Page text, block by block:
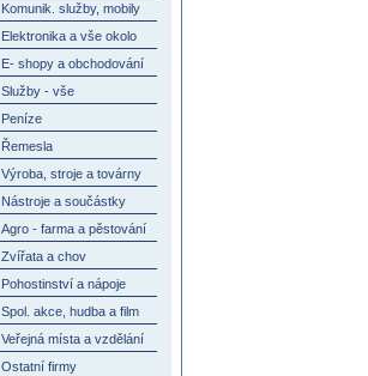
Komunik. služby, mobily
Elektronika a vše okolo
E- shopy a obchodování
Služby - vše
Peníze
Řemesla
Výroba, stroje a továrny
Nástroje a součástky
Agro - farma a pěstování
Zvířata a chov
Pohostinství a nápoje
Spol. akce, hudba a film
Veřejná místa a vzdělání
Ostatní firmy